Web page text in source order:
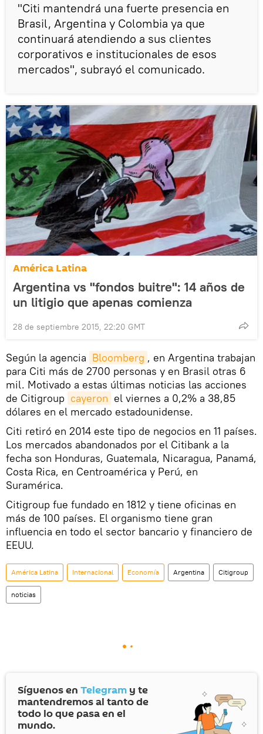
"Citi mantendrá una fuerte presencia en
Brasil, Argentina y Colombia ya que
continuará atendiendo a sus clientes
corporativos e institucionales de esos
mercados", subrayó el comunicado.
América Latina
Argentina vs "fondos buitre": 14 años de
un litigio que apenas comienza
28 de septiembre 2015, 22:20 GMT
Según la agencia Bloomberg , en Argentina trabajan
para Citi más de 2700 personas y en Brasil otras 6
mil. Motivado a estas últimas noticias las acciones
de Citigroup cayeron el viernes a 0,2% a 38,85
dólares en el mercado estadounidense.
Citi retiró en 2014 este tipo de negocios en 11 países.
Los mercados abandonados por el Citibank a la
fecha son Honduras, Guatemala, Nicaragua, Panamá,
Costa Rica, en Centroamérica y Perú, en
Suramérica.
Citigroup fue fundado en 1812 y tiene oficinas en
más de 100 países. El organismo tiene gran
influencia en todo el sector bancario y financiero de
EEUU.
América Latina Internacional Economía Argentina Citigroup
noticias
Síguenos en Telegram y te
mantendremos al tanto de
todo lo que pasa en el
mundo.